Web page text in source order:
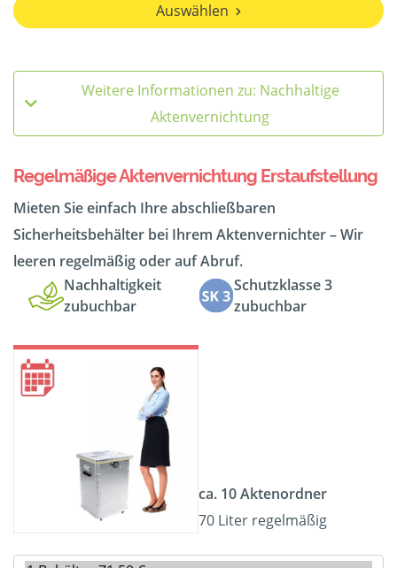
Auswählen
Weitere Informationen zu: Nachhaltige
Aktenvernichtung
Regelmäßige Aktenvernichtung Erstaufstellung
Mieten Sie einfach Ihre abschließbaren
Sicherheitsbehälter bei Ihrem Aktenvernichter – Wir
leeren regelmäßig oder auf Abruf.
Nachhaltigkeit
zubuchbar
Schutzklasse 3
zubuchbar
ca. 10 Aktenordner
70 Liter regelmäßig